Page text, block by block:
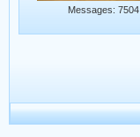
Messages: 7504